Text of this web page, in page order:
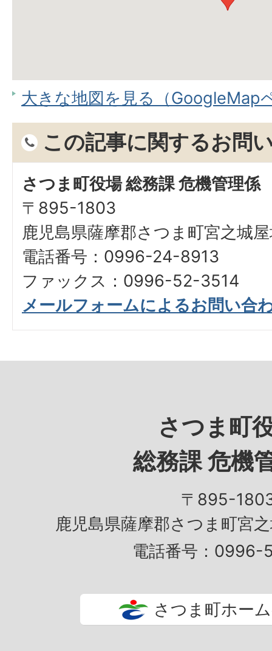
大きな地図を見る（GoogleMap
この記事に関するお問
さつま町役場 総務課 危機管理係
〒895-1803
鹿児島県薩摩郡さつま町宮之城
電話番号：0996-24-8913
ファックス：0996-52-3514
メールフォームによるお問い合
さつま町
総務課 危機
〒895-
鹿児島県薩摩郡さつま町宮
電話番号：0996-
さつま町ホー